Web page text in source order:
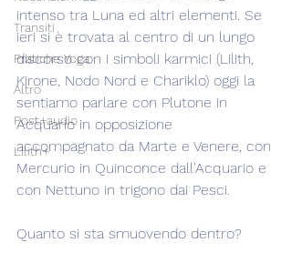
Transiti
Pratiche Yoga
Altro
Post+audio
Lilith+
intenso tra Luna ed altri elementi. Se
ieri si è trovata al centro di un lungo
discorso con i simboli karmici (Lilith,
Kirone, Nodo Nord e Chariklo) oggi la
sentiamo parlare con Plutone in
Acquario in opposizione
accompagnato da Marte e Venere, con
Mercurio in Quinconce dall'Acquario e
con Nettuno in trigono dai Pesci.
Quanto si sta smuovendo dentro?